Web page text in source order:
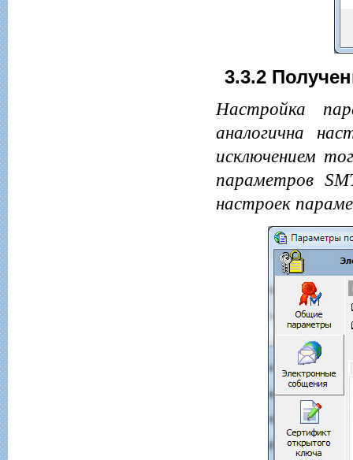
3.3.2
Настройка
аналогична
исключением
параметров
настроек